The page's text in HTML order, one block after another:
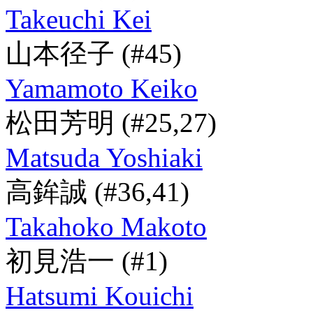
Takeuchi Kei
山本径子 (#45)
Yamamoto Keiko
松田芳明 (#25,27)
Matsuda Yoshiaki
高鉾誠 (#36,41)
Takahoko Makoto
初見浩一 (#1)
Hatsumi Kouichi